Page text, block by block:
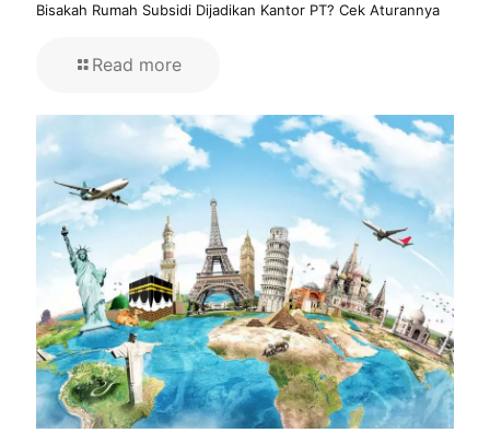
Bisakah Rumah Subsidi Dijadikan Kantor PT? Cek Aturannya
Read more